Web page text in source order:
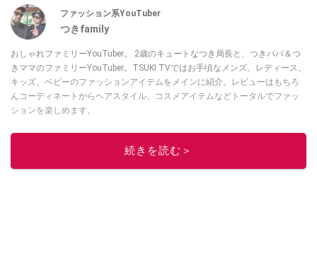
ファッション系YouTuber
つきfamily
おしゃれファミリーYouTuber。 2歳のキュートなつき局長と、つきパパ＆つ
きママのファミリーYouTuber。TSUKI TVではお手頃なメンズ、レディース、
キッズ、ベビーのファッションアイテムをメインに紹介。レビューはもちろ
んコーディネートからヘアスタイル、コスメアイテムなどトータルでファッ
ションを楽しめます。
このイチオシストの他の記事を読む
続きを読む＞